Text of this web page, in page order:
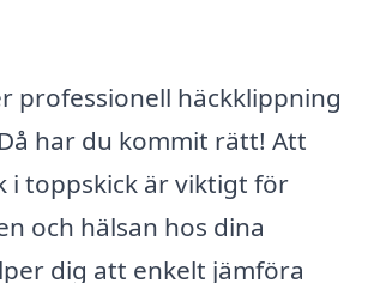
professionell häckklippning
har du kommit rätt! Att
i toppskick är viktigt för
och hälsan hos dina
dig att enkelt jämföra